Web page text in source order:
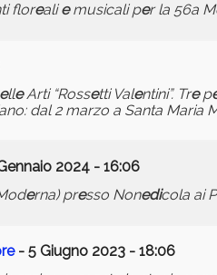
florealiemusicali per la 56a
elleArti “Rossetti Valentini”. Trep
dal 2 marzo a Santa Maria
2024 - 16:06
erna) presso Nonedicola ai
e- 5 Giugno 2023 - 18:06